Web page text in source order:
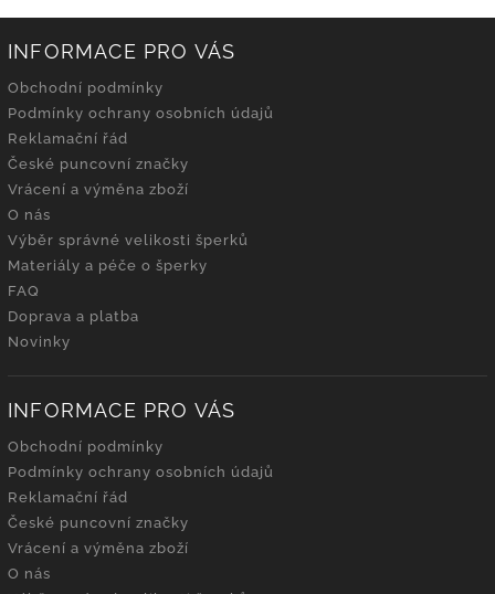
INFORMACE PRO VÁS
Obchodní podmínky
Podmínky ochrany osobních údajů
Reklamační řád
České puncovní značky
Vrácení a výměna zboží
O nás
Výběr správné velikosti šperků
Materiály a péče o šperky
FAQ
Doprava a platba
Novinky
INFORMACE PRO VÁS
Obchodní podmínky
Podmínky ochrany osobních údajů
Reklamační řád
České puncovní značky
Vrácení a výměna zboží
O nás